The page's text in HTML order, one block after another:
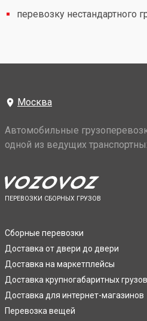
перевозку нестандартного
Москва
Автомобильные
одной из ведущих
ПЕРЕВОЗКИ СБОРНЫХ ГРУЗОВ
Сборные перевозки
Доставка от двери до двери
Доставка на маркетплейсы
Доставка крупногабаритных грузов
Доставка для интернет-магазинов
Перевозка вещей